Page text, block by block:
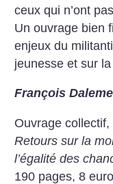
ceux qui n’ont
Un ouvrage bien
enjeux du
jeunesse et sur
François
Ouvrage collectif,
Retours sur la
l’égalité des
190 pages, 8